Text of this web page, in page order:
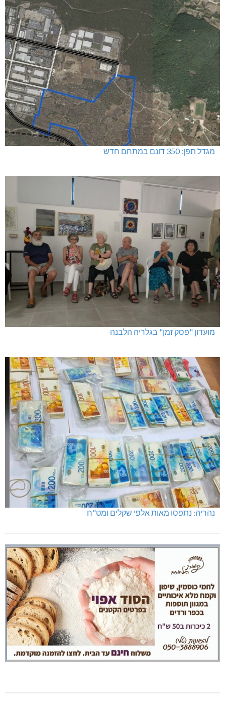
מגדל תפן: 350 דונם במתחם חדש
מועדון "פסק זמן" בגלריה הלבנה
נהריה: נתפסו מאות אלפי שקלים ומט"ח